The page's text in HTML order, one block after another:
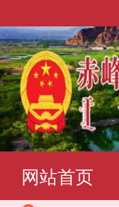
网站首页